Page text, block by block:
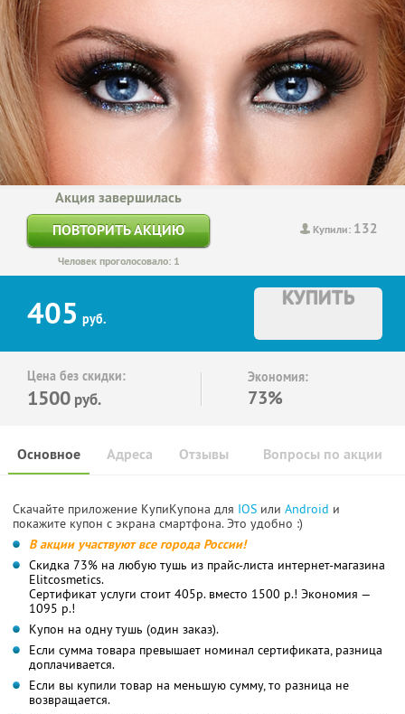
Купили: 132
Акция завершилась
ПОВТОРИТЬ АКЦИЮ
Человек проголосовало: 1
405 руб.
КУПИТЬ
Цена без скидки:
1500 руб.
Экономия:
73%
Основное Отзывы Вопросы по акции
Адреса
Скачайте приложение КупиКупона для IOS или Android и
покажите купон с экрана смартфона. Это удобно :)
В акции участвуют все города России!
Скидка 73% на любую тушь из прайс-листа интернет-магазина
Elitcosmetics.
Сертификат услуги стоит 405р. вместо 1500 р.! Экономия —
1095 р.!
Купон на одну тушь (один заказ).
Если сумма товара превышает номинал сертификата, разница
доплачивается.
Если вы купили товар на меньшую сумму, то разница не
возвращается.